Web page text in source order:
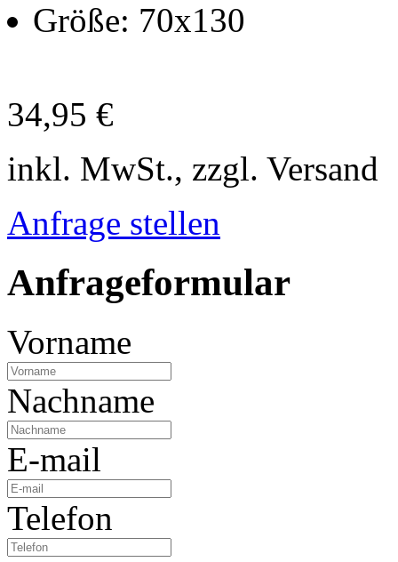
Größe: 70x130
34,95 €
inkl. MwSt., zzgl. Versand
Anfrage stellen
Anfrageformular
Vorname
Nachname
E-mail
Telefon